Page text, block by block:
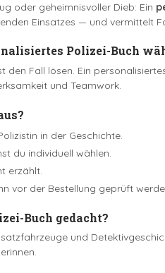
oder geheimnisvoller Dieb: Ein
Einsatzes — und vermittelt
Polizei-Buch
den Fall lösen. Ein
und Teamwork.
in der Geschichte.
du individuell wählen.
erzählt.
vor der Bestellung geprüft
Buch gedacht?
und